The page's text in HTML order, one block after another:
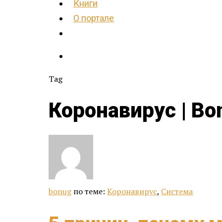
Книги
О портале
Tag
Коронавирус |
bonug по теме: Коронавирус, Система